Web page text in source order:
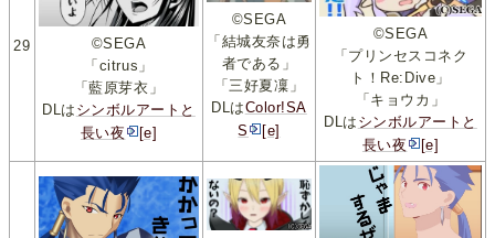
29
©SEGA
「citrus」
「藍原芽衣」
DLは シンボルアートと
長い夜
[e]
©SEGA
「結城友奈は勇
者である」
「三好夏凜」
DLはColor!SA
S
[e]
©SEGA
「プリンセスコネク
ト！Re:Dive」
「キョウカ」
DLは シンボルアートと
長い夜
[e]